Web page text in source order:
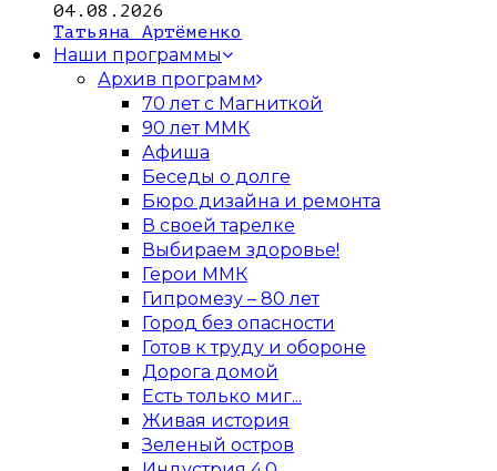
04.08.2026
Татьяна Артёменко
Наши программы
Архив программ
70 лет с Магниткой
90 лет ММК
Афиша
Беседы о долге
Бюро дизайна и ремонта
В своей тарелке
Выбираем здоровье!
Герои ММК
Гипромезу – 80 лет
Город без опасности
Готов к труду и обороне
Дорога домой
Есть только миг...
Живая история
Зеленый остров